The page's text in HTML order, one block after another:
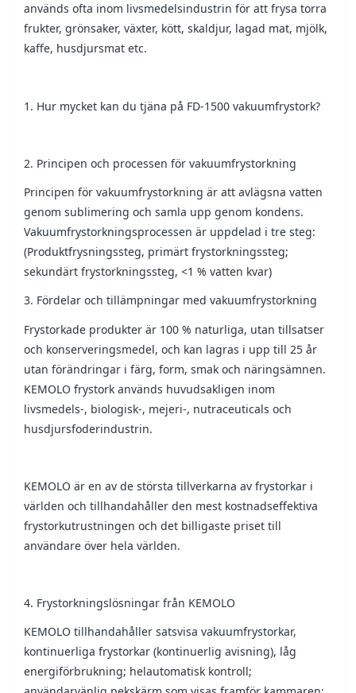
används ofta inom livsmedelsindustrin för att frysa torra
frukter, grönsaker, växter, kött, skaldjur, lagad mat, mjölk,
kaffe, husdjursmat etc.
1. Hur mycket kan du tjäna på FD-1500 vakuumfrystork?
2. Principen och processen för vakuumfrystorkning
Principen för vakuumfrystorkning är att avlägsna vatten
genom sublimering och samla upp genom kondens.
Vakuumfrystorkningsprocessen är uppdelad i tre steg:
(Produktfrysningssteg, primärt frystorkningssteg;
sekundärt frystorkningssteg, <1 % vatten kvar)
3. Fördelar och tillämpningar med vakuumfrystorkning
Frystorkade produkter är 100 % naturliga, utan tillsatser
och konserveringsmedel, och kan lagras i upp till 25 år
utan förändringar i färg, form, smak och näringsämnen.
KEMOLO frystork används huvudsakligen inom
livsmedels-, biologisk-, mejeri-, nutraceuticals och
husdjursfoderindustrin.
KEMOLO är en av de största tillverkarna av frystorkar i
världen och tillhandahåller den mest kostnadseffektiva
frystorkutrustningen och det billigaste priset till
användare över hela världen.
4. Frystorkningslösningar från KEMOLO
KEMOLO tillhandahåller satsvisa vakuumfrystorkar,
kontinuerliga frystorkar (kontinuerlig avisning), låg
energiförbrukning; helautomatisk kontroll;